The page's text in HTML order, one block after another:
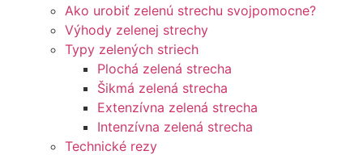
Ako urobiť zelenú strechu svojpomocne?
Výhody zelenej strechy
Typy zelených striech
Plochá zelená strecha
Šikmá zelená strecha
Extenzívna zelená strecha
Intenzívna zelená strecha
Technické rezy